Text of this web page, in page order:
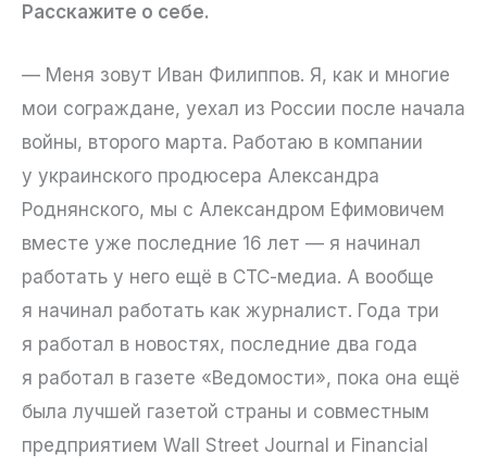
Расскажите о себе.
— Меня зовут Иван Филиппов. Я, как и многие
мои сограждане, уехал из России после начала
войны, второго марта. Работаю в компании
у украинского продюсера Александра
Роднянского, мы с Александром Ефимовичем
вместе уже последние 16 лет — я начинал
работать у него ещё в СТС-медиа. А вообще
я начинал работать как журналист. Года три
я работал в новостях, последние два года
я работал в газете «Ведомости», пока она ещё
была лучшей газетой страны и совместным
предприятием Wall Street Journal и Financial